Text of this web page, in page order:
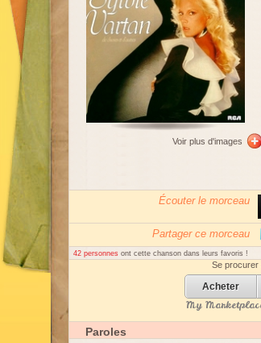
Voir plus d'images
Écouter le morceau
Partager ce morceau
42 personnes ont cette chanson dans leurs favoris !
Se procurer
Acheter
My
Paroles